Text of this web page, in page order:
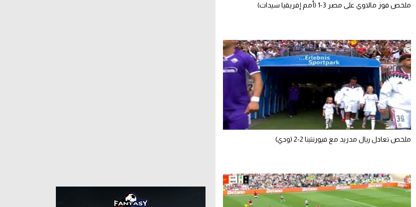
ملخص فوز مالاوي على مصر 3-1 (أمم إفريقيا سيدات)
ملخص تعادل ريال مدريد مع فيورنتينا 2-2 (ودي)